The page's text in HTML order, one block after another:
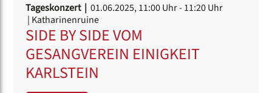
Tageskonzert | 01.06.2025, 11:00 Uhr- 11:20 Uhr
| Katharinenruine
SIDE BY SIDE VOM
GESANGVEREIN EINIGKEIT
KARLSTEIN